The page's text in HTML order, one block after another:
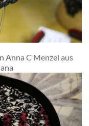
Anna C Menzel aus